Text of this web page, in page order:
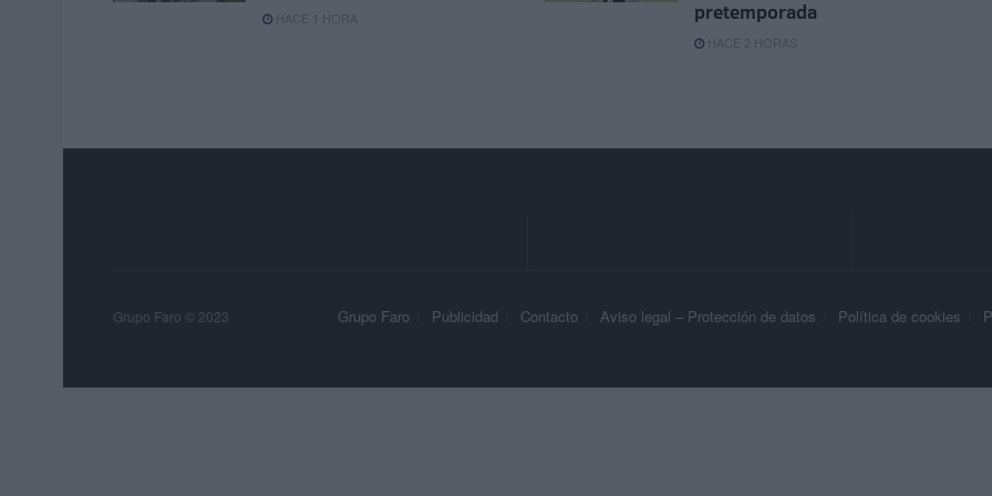
HACE 1 HORA
pretemporada
HACE 2 HORAS
Grupo Faro Publicidad Contacto Aviso legal – Protección de datos Política de cookies
Grupo Faro © 2023